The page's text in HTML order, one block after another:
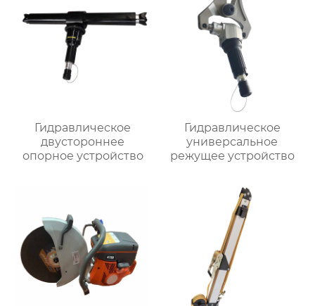
Гидравлическое
двустороннее
опорное устройство
Гидравлическое
универсальное
режущее устройство